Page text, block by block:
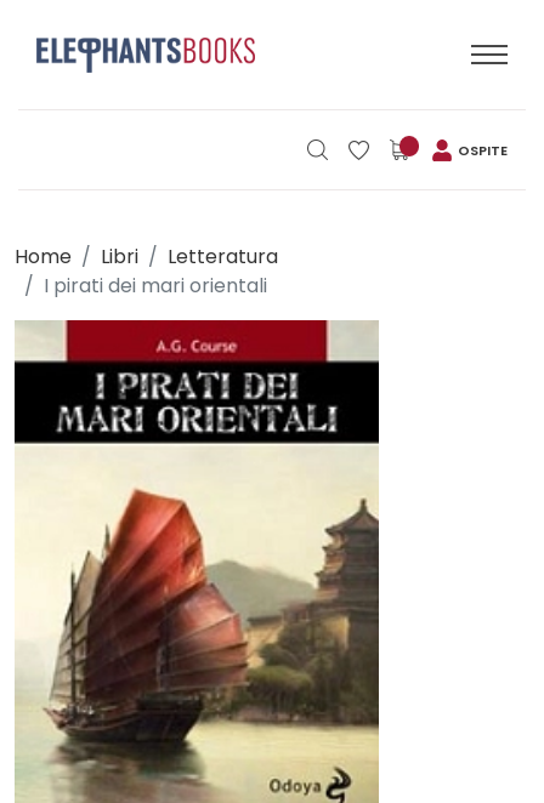
OSPITE
Home Libri
Letteratura
I pirati dei mari orientali